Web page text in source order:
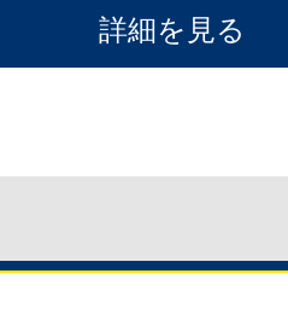
詳細を見る